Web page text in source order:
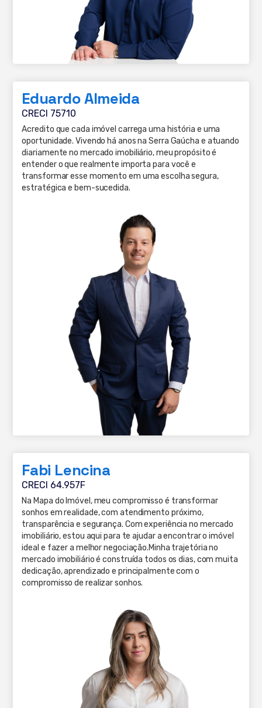
Eduardo Almeida
CRECI 75710
Acredito que cada imóvel carrega uma história e uma
oportunidade. Vivendo há anos na Serra Gaúcha e atuando
diariamente no mercado imobiliário, meu propósito é
entender o que realmente importa para você e
transformar esse momento em uma escolha segura,
estratégica e bem-sucedida.
Fabi Lencina
CRECI 64.957F
Na Mapa do Imóvel, meu compromisso é transformar
sonhos em realidade, com atendimento próximo,
transparência e segurança. Com experiência no mercado
imobiliário, estou aqui para te ajudar a encontrar o imóvel
ideal e fazer a melhor negociação.Minha trajetória no
mercado imobiliário é construída todos os dias, com muita
dedicação, aprendizado e principalmente com o
compromisso de realizar sonhos.